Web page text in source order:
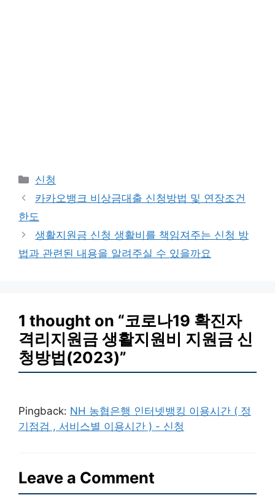
Categories
신청
카카오뱅크 비상금대출 신청방법 및 연장조건
한도
생활지원금 신청 생활비를 책임져주는 신청 방
법과 관련된 내용을 알려주실 수 있을까요
1 thought on “코로나19 확진자
격리지원금 생활지원비 지원금 신
청방법(2023)”
Pingback: NH 농협은행 인터넷뱅킹 이용시간 ( 정
기점검 , 서비스별 이용시간 ) - 신청
Leave a Comment